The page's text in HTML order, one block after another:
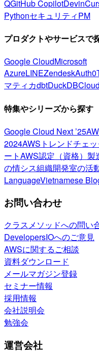
QGitHub CopilotDevin
PythonセキュリティPM
プロダクトやサービスで
Google CloudMicrosoft
AzureLINEZendeskAuth0
マティカdbtDuckDB
特集やシリーズから探す
Google Cloud Next ’25
2024AWSトレンドチェッ
ートAWS認定（資格） 製
の情シス組織開発室の活
LanguageVietnamese
お問い合わせ
クラスメソッドへの問い
DevelopersIOへのご意見
AWSに関するご相談
資料ダウンロード
メールマガジン登録
セミナー情報
採用情報
会社説明会
勉強会
運営会社